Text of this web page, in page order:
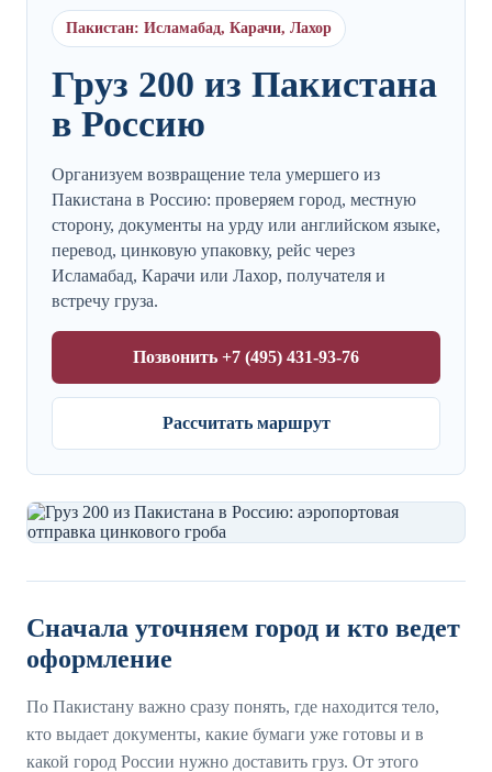
Пакистан: Исламабад, Карачи, Лахор
Груз 200 из Пакистана
в Россию
Организуем возвращение тела умершего из
Пакистана в Россию: проверяем город, местную
сторону, документы на урду или английском языке,
перевод, цинковую упаковку, рейс через
Исламабад, Карачи или Лахор, получателя и
встречу груза.
Позвонить +7 (495) 431-93-76
Рассчитать маршрут
Сначала уточняем город и кто ведет
оформление
По Пакистану важно сразу понять, где находится тело,
кто выдает документы, какие бумаги уже готовы и в
какой город России нужно доставить груз. От этого